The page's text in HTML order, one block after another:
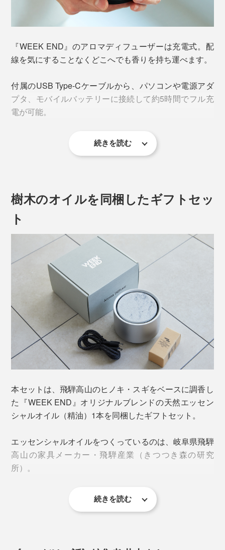
これは、香り立ちのいい気温や温度を、自然から導き出
『WEEK END』が大切にする“ありのままの香り”を楽し
んでいただけるよう、精油の成分を劣化させない配慮を
実際に旧仕様と比較してみると、香りが立ちにくかった
（※香料の粒子が重く揮発しにくい）ウッド系などのア
ロマオイルが、これまでよりしっかりと感じやすい。
もちろん香りの拡散は使用環境にも依存するため、パー
ソナルな空間でぜひお試しください。
風のみで香りを気化する「送風モード」にも切り替えら
れるから、ささやかに漂わせたい時、香り立ちのいい
（※香料の粒子が軽い）柑橘系のアロマなどには「送風
操作はたったのこれだけ。デザインも、所作も、静かで
美しいアロマディフューザーです。
運転停止に。だから、おやすみ前にも気軽に使えます。
識を向ける・操作することで、「香りを感じてほしい」
という想いも込められています。
ひとつひとつ職人の手で、伝統的な左官工法の加工を施
し、美しい風合いを表現。
わって、伝統技術と組み合わせた『WEEK END』のア
ロマディフューザーはほぼ一点モノです。
乗せるだけでセット完了。プレートの片側を指で押すと
反対側が浮き上がるので、簡単に取り外すことができま
す。
「Black」のアロマディフューザー本体には、粒子の異
なる砂を配合して独特のクラフトな質感を表現した味わ
『WEEK END』のアロマディフューザーは充電式。配
線を気にすることなくどこへでも香りを持ち運べます。
付属のUSB Type-Cケーブルから、パソコンや電源アダ
プタ、モバイルバッテリーに接続して約5時間でフル充
電が可能。
フル充電後、ケーブルを取り外した状態での使用時間は
下記のとおりです。
（※）
通常モード（ヒーター&送風）
→約3時間
送風モード（送風のみ）
ECOモード（送風のみの間欠運転）
→50時間
（※）使用していない時の放電および充電池の劣化にともない、上記より使
用時間が短くなることがあります。
続きを読む
樹木のオイルを同梱したギフトセッ
ト
本セットは、飛騨高山のヒノキ・スギをベースに調香し
た『WEEK END』オリジナルブレンドの天然エッセン
シャルオイル（精油）1本を同梱したギフトセット。
エッセンシャルオイルをつくっているのは、岐阜県飛騨
高山の家具メーカー・飛騨産業（きつつき森の研究
所）。
なんと、家具を作る際の「加熱圧縮技術」を活かし、ヒ
続きを読む